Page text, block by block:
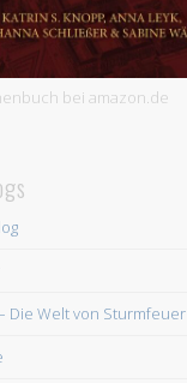
bei amazon.de
Die Welt von Sturmfeuer